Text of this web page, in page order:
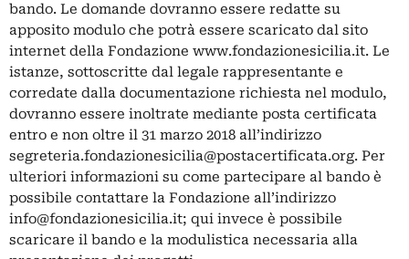
bando. Le domande dovranno essere redatte su
apposito modulo che potrà essere scaricato dal sito
internet della Fondazione www.fondazionesicilia.it. Le
istanze, sottoscritte dal legale rappresentante e
corredate dalla documentazione richiesta nel modulo,
dovranno essere inoltrate mediante posta certificata
entro e non oltre il 31 marzo 2018 all’indirizzo
segreteria.fondazionesicilia@postacertificata.org. Per
ulteriori informazioni su come partecipare al bando è
possibile contattare la Fondazione all’indirizzo
info@fondazionesicilia.it; qui invece è possibile
scaricare il bando e la modulistica necessaria alla